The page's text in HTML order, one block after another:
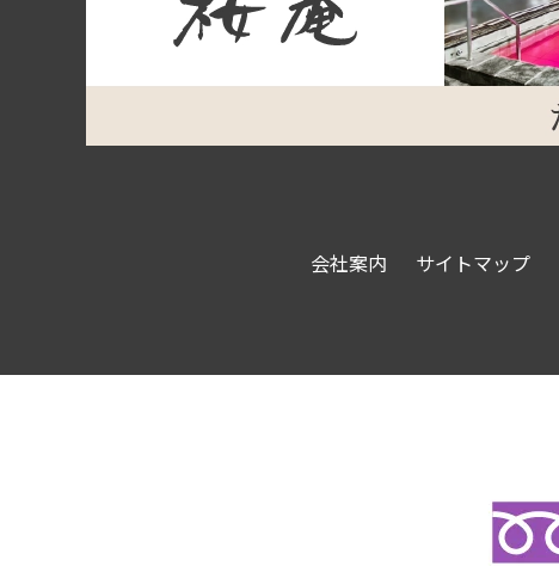
会社案内 サイトマップ